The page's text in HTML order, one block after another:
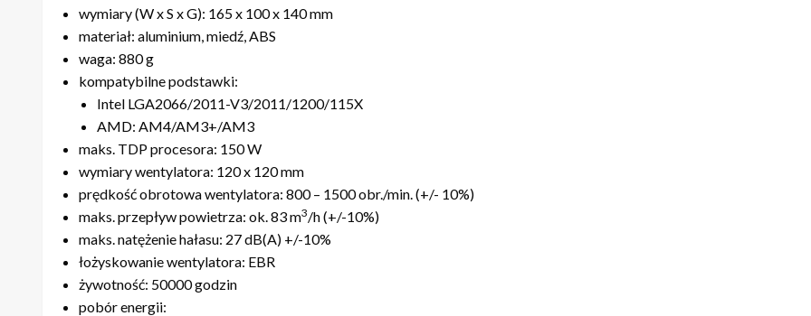
wymiary (W x S x G): 165 x 100 x 140 mm
materiał: aluminium, miedź, ABS
waga: 880 g
kompatybilne podstawki:
Intel LGA2066/2011-V3/2011/1200/115X
AMD: AM4/AM3+/AM3
maks. TDP procesora: 150 W
wymiary wentylatora: 120 x 120 mm
prędkość obrotowa wentylatora: 800 – 1500 obr./min. (+/- 10%)
maks. przepływ powietrza: ok. 83 m3/h (+/-10%)
maks. natężenie hałasu: 27 dB(A) +/-10%
łożyskowanie wentylatora: EBR
żywotność: 50000 godzin
pobór energii: